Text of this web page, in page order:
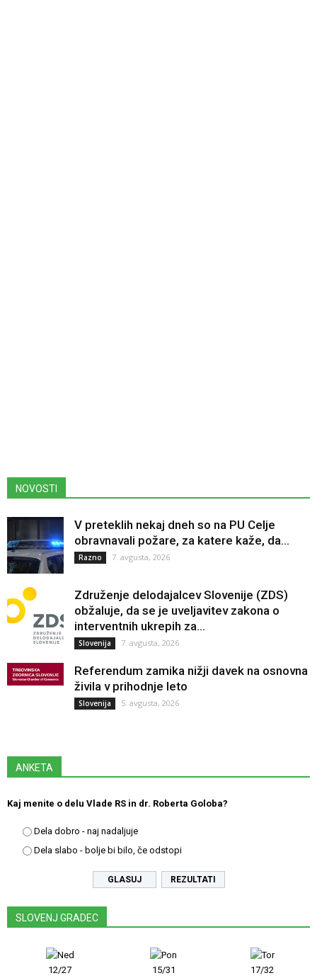
NOVOSTI
V preteklih nekaj dneh so na PU Celje
obravnavali požare, za katere kaže, da...
Razno 7. avgusta, 2026
Združenje delodajalcev Slovenije (ZDS)
obžaluje, da se je uveljavitev zakona o
interventnih ukrepih za...
Slovenija 7. avgusta, 2026
Referendum zamika nižji davek na osnovna
živila v prihodnje leto
Slovenija 5. avgusta, 2026
ANKETA
Kaj menite o delu Vlade RS in dr. Roberta Goloba?
Dela dobro - naj nadaljuje
Dela slabo - bolje bi bilo, če odstopi
REZULTATI
SLOVENJ GRADEC
12/27
15/31
17/32